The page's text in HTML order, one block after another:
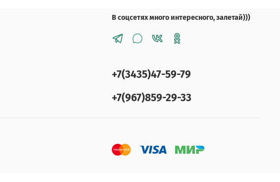
В соцсетях много интересного, залетай)))
+7(3435)47-59-79
+7(967)859-29-33